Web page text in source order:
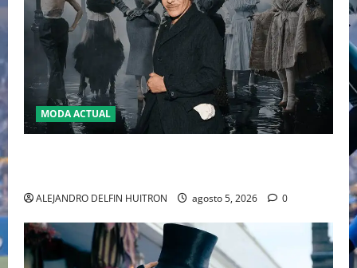
MODA ACTUAL
ALEJANDRO DELFIN HUITRON agosto 5, 2026 0